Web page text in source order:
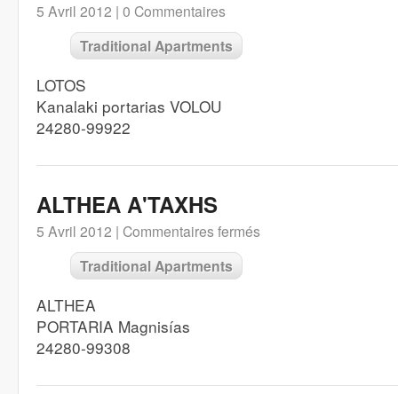
5 Avril 2012 | 0 Commentaires
Traditional Apartments
LOTOS
Kanalaki portarias VOLOU
24280-99922
ALTHEA A'TAXHS
5 Avril 2012 | Commentaires fermés
Traditional Apartments
ALTHEA
PORTARIA Magnisías
24280-99308